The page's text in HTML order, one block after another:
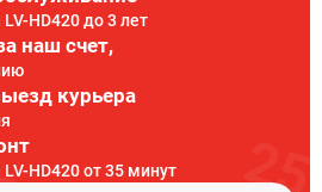
HD420 до 3 лет
наш счет,
курьера
HD420 от 35 минут